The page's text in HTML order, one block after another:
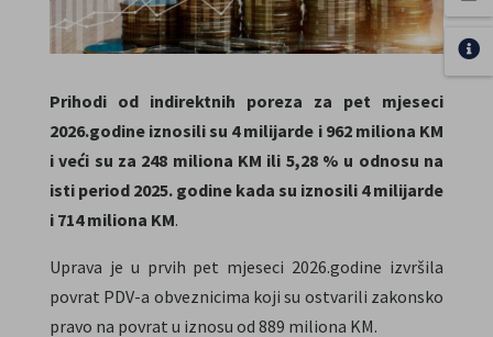
Prihodi od indirektnih poreza za pet mjeseci
2026.godine iznosili su 4 milijarde i 962 miliona KM
i veći su za 248 miliona KM ili 5,28 % u odnosu na
isti period 2025. godine kada su iznosili 4 milijarde
i 714 miliona KM.
Uprava je u prvih pet mjeseci 2026.godine izvršila
povrat PDV-a obveznicima koji su ostvarili zakonsko
pravo na povrat u iznosu od 889 miliona KM.